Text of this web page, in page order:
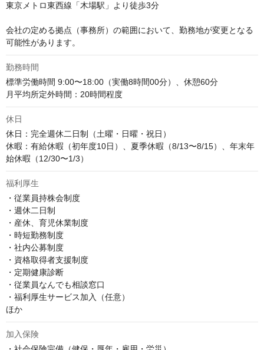
東京メトロ東西線「木場駅」より徒歩3分
会社の定める拠点（事務所）の範囲において、勤務地が変更となる
可能性があります。
勤務時間
標準労働時間 9:00〜18:00（実働8時間00分）、休憩60分
月平均所定外時間：20時間程度
休日
休日：完全週休二日制（土曜・日曜・祝日）
休暇：有給休暇（初年度10日）、夏季休暇（8/13〜8/15）、年末年
始休暇（12/30〜1/3）
福利厚生
・従業員持株会制度
・週休二日制
・産休、育児休業制度
・時短勤務制度
・社内公募制度
・資格取得者支援制度
・定期健康診断
・従業員なんでも相談窓口
・福利厚生サービス加入（任意）
ほか
加入保険